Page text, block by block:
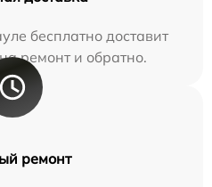
бесплатно доставит
ремонт и обратно.
ремонт